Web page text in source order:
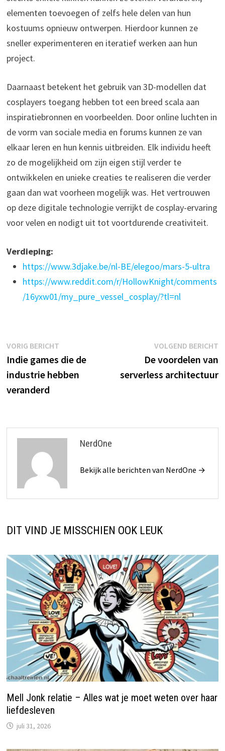
elementen toevoegen of zelfs hele delen van hun
kostuums opnieuw ontwerpen. Hierdoor kunnen ze
sneller experimenteren en iteratief werken aan hun
project.
Daarnaast betekent het gebruik van 3D-modellen dat
cosplayers toegang hebben tot een breed scala aan
inspiratiebronnen en voorbeelden. Door online luchten in
de vorm van sociale media en forums kunnen ze van
elkaar leren en hun kennis uitbreiden. Elk individu heeft
zo de mogelijkheid om zijn eigen stijl verder te
ontwikkelen en unieke creaties te realiseren die verder
gaan dan wat voorheen mogelijk was. Het vertrouwen
op deze digitale technologie verrijkt de cosplay-ervaring
voor velen en nodigt uit tot voortdurende creativiteit.
Verdieping:
https://www.3djake.be/nl-BE/elegoo/mars-5-ultra
https://www.reddit.com/r/HollowKnight/comments
/16yxw01/my_pure_vessel_cosplay/?tl=nl
Bericht
navigatie
VORIG BERICHTVorig
bericht:
Indie games die de
industrie hebben
veranderd
VOLGEND BERICHT
De voordelen van
serverless architectuur
NerdOne
Bekijk alle berichten van NerdOne →
DIT VIND JE MISSCHIEN OOK LEUK
Mell Jonk relatie – Alles wat je moet weten over haar
liefdesleven
juli 31, 2026